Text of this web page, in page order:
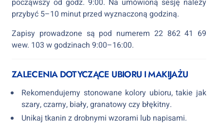
przybyć 5–10 minut przed wyznaczoną godziną.
Zapisy prowadzone są pod numerem 22 862 41 69
wew. 103 w godzinach 9:00–16:00.
ZALECENIA DOTYCZĄCE UBIORU I MAKIJAŻU
Rekomendujemy stonowane kolory ubioru, takie jak
szary, czarny, biały, granatowy czy błękitny.
Unikaj tkanin z drobnymi wzorami lub napisami.